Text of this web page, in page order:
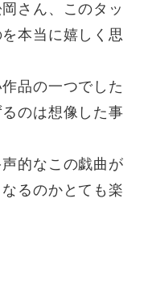
さん、このタッ
本当に嬉しく思
品の一つでした
のは想像した事
的なこの戯曲が
るのかとても楽